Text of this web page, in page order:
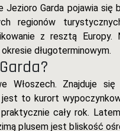
Garda pojawia się
regionów
z resztą
długoterminowym.
Znajduje się
to kurort
cały rok.
plusem jest bliskość